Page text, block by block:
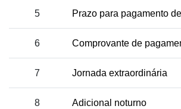
5 Prazo para pagamento
6 Comprovante de
7 Jornada extraordinária
8 Adicional noturno